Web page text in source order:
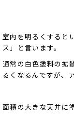
室内を明るくすると
ス」と言います。
通常の白色塗料の拡
るくなるんですが、
面積の大きな天井に